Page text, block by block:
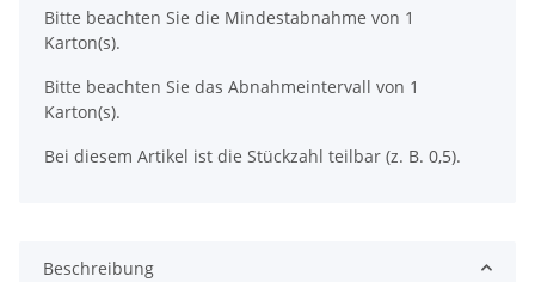
x
Bitte beachten Sie die Mindestabnahme von 1
Karton(s).
Bitte beachten Sie das Abnahmeintervall von 1
Karton(s).
Bei diesem Artikel ist die Stückzahl teilbar (z. B. 0,5).
Beschreibung